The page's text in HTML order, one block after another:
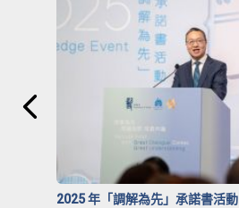
2025 年「調解為先」承諾書活動